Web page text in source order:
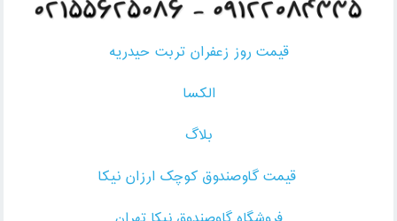
قیمت روز زعفران تربت حیدریه
الکسا
بلاگ
قیمت گاوصندوق کوچک ارزان نیکا